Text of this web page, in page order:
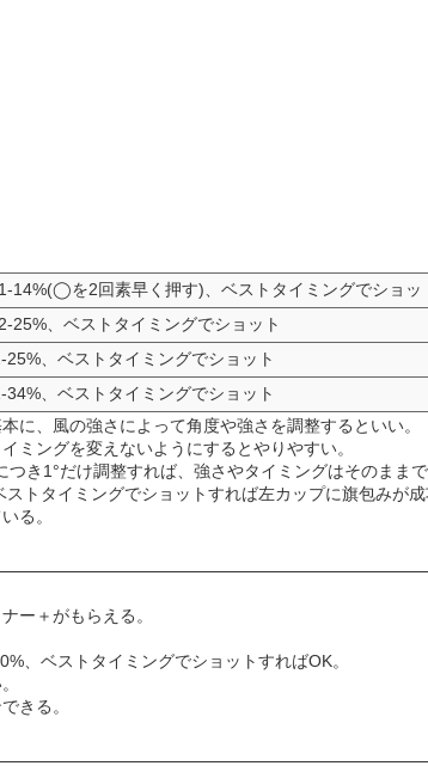
14%(◯を2回素早く押す)、ベストタイミングでショッ
25%、ベストタイミングでショット
25%、ベストタイミングでショット
34%、ベストタイミングでショット
に、風の強さによって角度や強さを調整するといい。
ミングを変えないようにするとやりやすい。
き1°だけ調整すれば、強さやタイミングはそのままで
トタイミングでショットすれば左カップに旗包みが成
る。
ー＋がもらえる。
、ベストタイミングでショットすればOK。
きる。